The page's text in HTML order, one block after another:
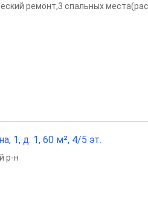
ремонт,3 спальных
1, д. 1, 60 м², 4/5 эт.
р-н